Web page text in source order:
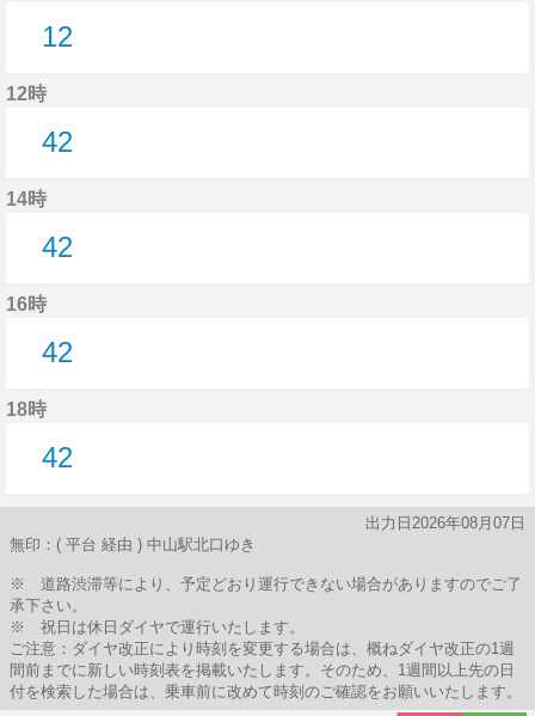
12
12時
42
14時
42
16時
42
18時
42
出力日2026年08月07日
無印：( 平台 経由 ) 中山駅北口ゆき
※ 道路渋滞等により、予定どおり運行できない場合がありますのでご了
承下さい。
※ 祝日は休日ダイヤで運行いたします。
ご注意：ダイヤ改正により時刻を変更する場合は、概ねダイヤ改正の1週
間前までに新しい時刻表を掲載いたします。そのため、1週間以上先の日
付を検索した場合は、乗車前に改めて時刻のご確認をお願いいたします。